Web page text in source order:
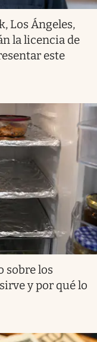
Los Ángeles,
la licencia de
este
sobre los
y por qué lo